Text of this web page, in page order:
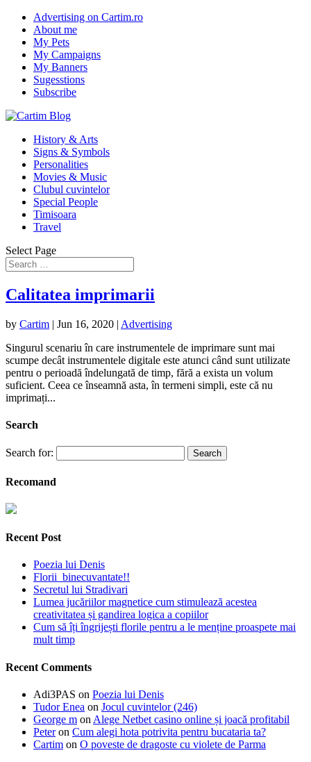
Advertising on Cartim.ro
About me
My Pets
My Campaigns
My Banners
Sugesstions
Subscribe
History & Arts
Signs & Symbols
Personalities
Movies & Music
Clubul cuvintelor
Special People
Timisoara
Travel
Select Page
Calitatea imprimarii
by Cartim | Jun 16, 2020 | Advertising
Singurul scenariu în care instrumentele de imprimare sunt mai
scumpe decât instrumentele digitale este atunci când sunt utilizate
pentru o perioadă îndelungată de timp, fără a exista un volum
suficient. Ceea ce înseamnă asta, în termeni simpli, este că nu
imprimați...
Search
Search for:
Recomand
Recent Post
Poezia lui Denis
Florii binecuvantate!!
Secretul lui Stradivari
Lumea jucăriilor magnetice cum stimulează acestea
creativitatea și gandirea logica a copiilor
Cum să îți îngrijești florile pentru a le menține proaspete mai
mult timp
Recent Comments
Adi3PAS on Poezia lui Denis
Tudor Enea on Jocul cuvintelor (246)
George m on Alege Netbet casino online și joacă profitabil
Peteron Cum alegi hota potrivita pentru bucataria ta?
Cartim on O poveste de dragoste cu violete de Parma